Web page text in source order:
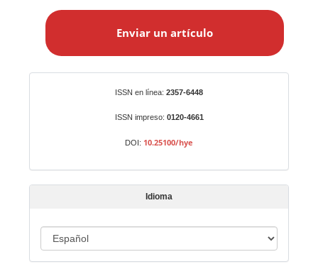
a
t
í
o
Enviar un artículo
ISSN en línea: 2357-6448
ISSN impreso: 0120-4661
DOI: 10.25100/hye
Idioma
d